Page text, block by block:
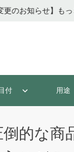
更のお知らせ】も
付 用途
倒的な商